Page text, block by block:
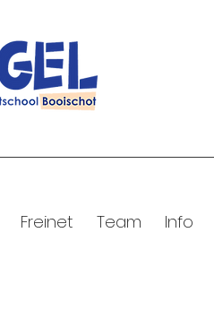
Freinet Team Info